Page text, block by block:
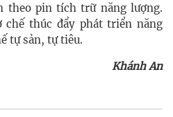
theo pin tích trữ năng lượng.
chế thúc đẩy phát triển năng
tự sản, tự tiêu.
Khánh An